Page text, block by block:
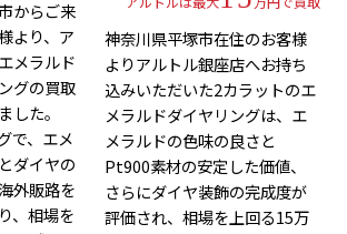
からご来
より、ア
メラルド
グの買取
した。
で、エメ
ダイヤの
外販路を
、相場を
神奈川県平塚市在住のお客様
よりアルトル銀座店へお持ち
込みいただいた2カラットのエ
メラルドダイヤリングは、エ
メラルドの色味の良さと
Pt900素材の安定した価値、
さらにダイヤ装飾の完成度が
評価され、相場を上回る15万